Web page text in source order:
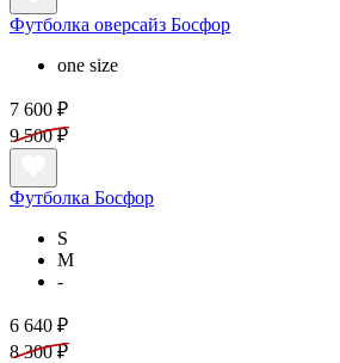
Футболка оверсайз Босфор
one size
7 600 ₽
9 500 ₽
Футболка Босфор
S
M
-
6 640 ₽
8 300 ₽